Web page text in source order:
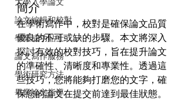
論文編輯和校對
學業成功貼士
論文寫作服務
學術研究方法
畢業論文指導
簡介
在學術寫作中，校對是確保論文品質
優良的不可或缺的步驟。本文將深入
探討有效的校對技巧，旨在提升論文
的準確性、清晰度和專業性。透過這
些技巧，您將能夠打磨您的文字，確
保您的論文在提交前達到最佳狀態。